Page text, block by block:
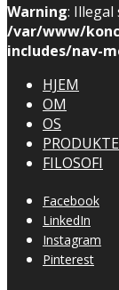
Warning:
/var/www/
includes/nav-
HJEM
OM
OS
FILOSOFI
Facebook
LinkedIn
Instagram
Pinterest